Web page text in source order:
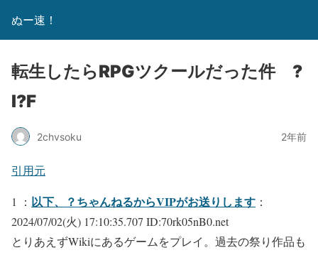
ぬー速！
転生したらRPGツクールだった件 ?
I?F
2chvsoku 2年前
引用元
1 ： 以下、？ちゃんねるからVIPがお送りします ：
2024/07/02(火) 17:10:35.707 ID:70rk05nB0.net
とりあえずWikiにあるゲームをプレイ。過去の祭り作品も